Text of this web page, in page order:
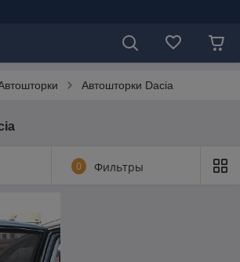
Автошторки Dacia
0 Фильтры